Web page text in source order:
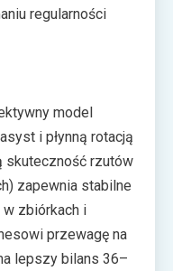
regularności
model
i płynną rotacją
skuteczność rzutów
zapewnia stabilne
zbiórkach i
przewagę na
lepszy bilans 36–